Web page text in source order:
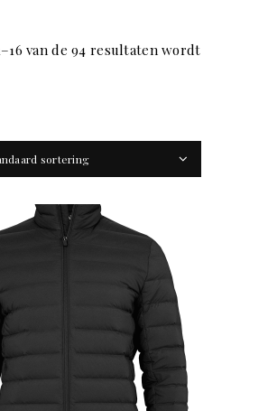
van de 94 resultaten wordt
sortering